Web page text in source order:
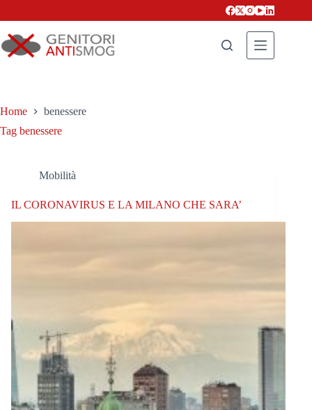
Home
benessere
Tag benessere
Mobilità
IL CORONAVIRUS E LA MILANO CHE SARA’